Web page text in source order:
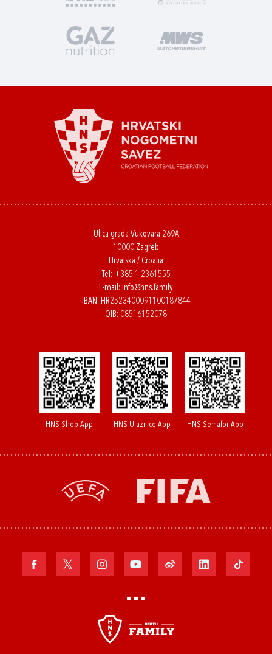
Ulica grada Vukovara 269A
10000 Zagreb
Hrvatska / Croatia
Tel: +385 1 2361555
E-mail: info@hns.family
IBAN: HR2523400091100187844
OIB: 08516152078
HNS Shop App HNS Ulaznice App HNS Semafor App